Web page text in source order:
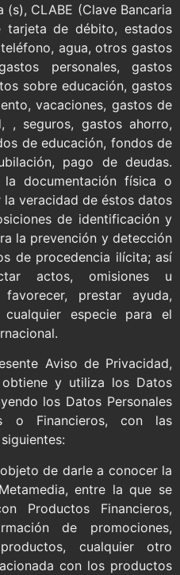
CLABE (Clave Bancaria
tarjeta de débito, estados
agua, otros gastos
personales, gastos
sobre educación, gastos
vacaciones, gastos de
, seguros, gastos ahorro,
de educación, fondos de
pago de deudas.
documentación física o
veracidad de éstos datos
de identificación y
la prevención y detección
de procedencia ilícita; así
actos, omisiones u
prestar ayuda,
especie para el
Aviso de Privacidad,
y utiliza los Datos
los Datos Personales
o Financieros, con las
de darle a conocer la
entre la que se
Productos Financieros,
de promociones,
cualquier otro
con los productos